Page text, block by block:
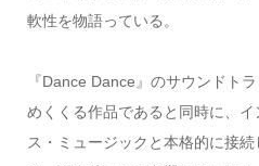
軟性を物語っている。
『Dance Dance』のサウンドト
めくくる作品であると同時に、
ス・ミュージックと本格的に接